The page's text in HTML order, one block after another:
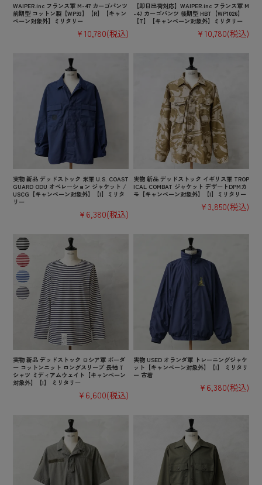
WAIPER.inc フランス軍 M-47 カーゴパンツ
前期型 コットン製【WP93】【R】【キャン
ペーン対象外】ミリタリー
¥10,780(税込)
【即日出荷対応】WAIPER.inc フランス軍 M
-47 カーゴパンツ 後期型 HBT【WP1026】
【T】【キャンペーン対象外】ミリタリー
¥10,780(税込)
実物 新品 デッドストック 米軍 U.S. COAST
GUARD ODU オペレーション ジャケット /
USCG【キャンペーン対象外】【I】ミリタ
リー
¥6,380(税込)
実物 新品 デッドストック イギリス軍 TROP
ICAL COMBAT ジャケット デザートDPMカ
モ【キャンペーン対象外】【I】ミリタリー
¥3,850(税込)
実物 新品 デッドストック ロシア軍 ボーダ
ー コットンニット ロングスリーブ 長袖 T
シャツ ミディアムウェイト【キャンペーン
対象外】【I】 ミリタリー
¥6,600(税込)
実物 USED オランダ軍 トレーニングジャケ
ット【キャンペーン対象外】【I】 ミリタリ
ー 古着
¥6,380(税込)